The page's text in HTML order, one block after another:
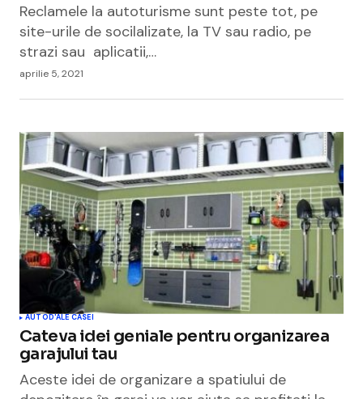
Reclamele la autoturisme sunt peste tot, pe
site-urile de socilalizate, la TV sau radio, pe
strazi sau aplicatii,…
aprilie 5, 2021
AUTOD'ALE CASEI
Cateva idei geniale pentru organizarea
garajului tau
Aceste idei de organizare a spatiului de